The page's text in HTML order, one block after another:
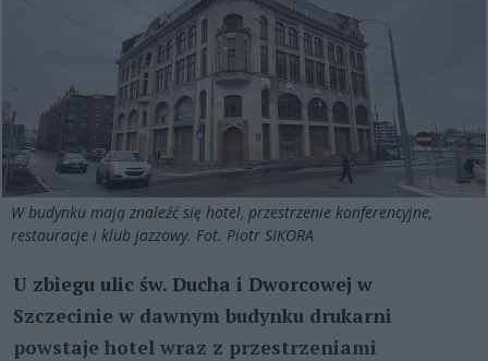
W budynku mają znaleźć się hotel, przestrzenie konferencyjne,
restauracje i klub jazzowy. Fot. Piotr SIKORA
U zbiegu ulic św. Ducha i Dworcowej w
Szczecinie w dawnym budynku drukarni
powstaje hotel wraz z przestrzeniami